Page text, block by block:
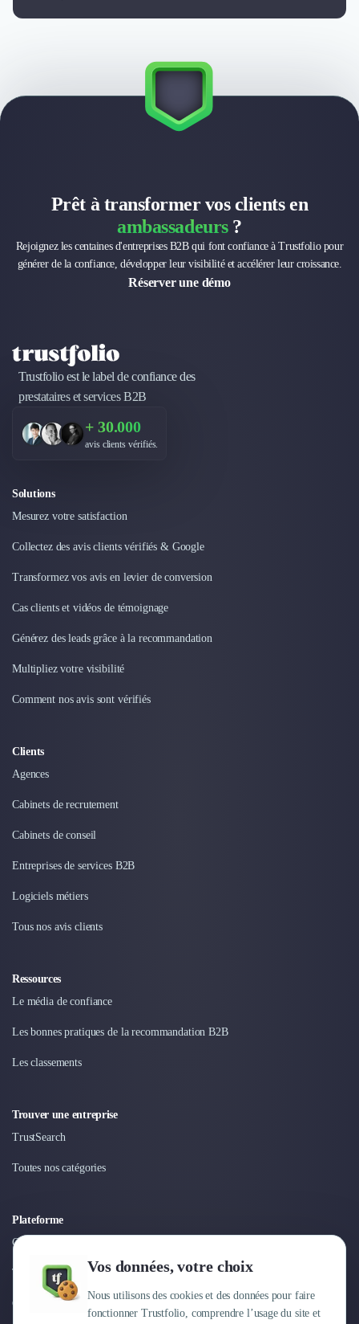
Vos données, votre choix
Nous utilisons des cookies et des données pour faire
fonctionner Trustfolio, comprendre l’usage du site et
Prêt à transformer vos clients en
ambassadeurs?
Rejoignez les centaines d'entreprises B2B qui font confiance à Trustfolio pour
générer de la confiance, développer leur visibilité et accélérer leur croissance.
Réserver une démo
Trustfolio est le label de confiance des
prestataires et services B2B
+ 30.000
avis clients vérifiés.
Solutions
Mesurez votre satisfaction
Collectez des avis clients vérifiés & Google
Transformez vos avis en levier de conversion
Cas clients et vidéos de témoignage
Générez des leads grâce à la recommandation
Multipliez votre visibilité
Comment nos avis sont vérifiés
Clients
Agences
Cabinets de recrutement
Cabinets de conseil
Entreprises de services B2B
Logiciels métiers
Tous nos avis clients
Ressources
Le média de confiance
Les bonnes pratiques de la recommandation B2B
Les classements
Trouver une entreprise
TrustSearch
Toutes nos catégories
Plateforme
Connexion
Tarifs
Centre d'aide